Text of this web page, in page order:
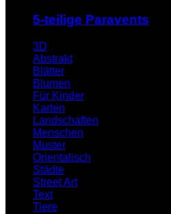
5-teilige Paravents
3D
Abstrakt
Blätter
Blumen
Für Kinder
Karten
Landschaften
Menschen
Muster
Orientalisch
Städte
Street Art
Text
Tiere